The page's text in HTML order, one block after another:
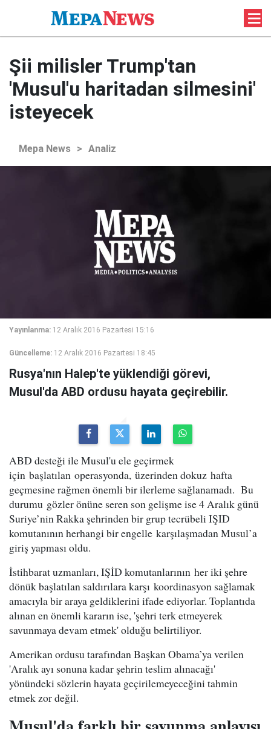
Şii milisler Trump'tan
'Musul'u haritadan silmesini'
isteyecek
Mepa News > Analiz
Yayınlanma: 12 Aralık 2016 Pazartesi 15:16
Güncelleme: 12 Aralık 2016 Pazartesi 18:45
Rusya'nın Halep'te yüklendiği görevi,
Musul'da ABD ordusu hayata geçirebilir.
ABD desteği ile Musul'u ele geçirmek
için başlatılan operasyonda, üzerinden dokuz hafta
geçmesine rağmen önemli bir ilerleme sağlanamadı. Bu
durumu gözler önüne seren son gelişme ise 4 Aralık günü
Suriye’nin Rakka şehrinden bir grup tecrübeli IŞID
komutanının herhangi bir engelle karşılaşmadan Musul’a
giriş yapması oldu.
İstihbarat uzmanları, IŞİD komutanlarının her iki şehre
dönük başlatılan saldırılara karşı koordinasyon sağlamak
amacıyla bir araya geldiklerini ifade ediyorlar. Toplantıda
alınan en önemli kararın ise, 'şehri terk etmeyerek
savunmaya devam etmek' olduğu belirtiliyor.
Amerikan ordusu tarafından Başkan Obama’ya verilen
'Aralık ayı sonuna kadar şehrin teslim alınacağı'
yönündeki sözlerin hayata geçirilemeyeceğini tahmin
etmek zor değil.